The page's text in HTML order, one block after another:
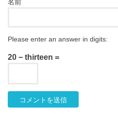
名前
Please enter an answer in digits:
20 − thirteen =